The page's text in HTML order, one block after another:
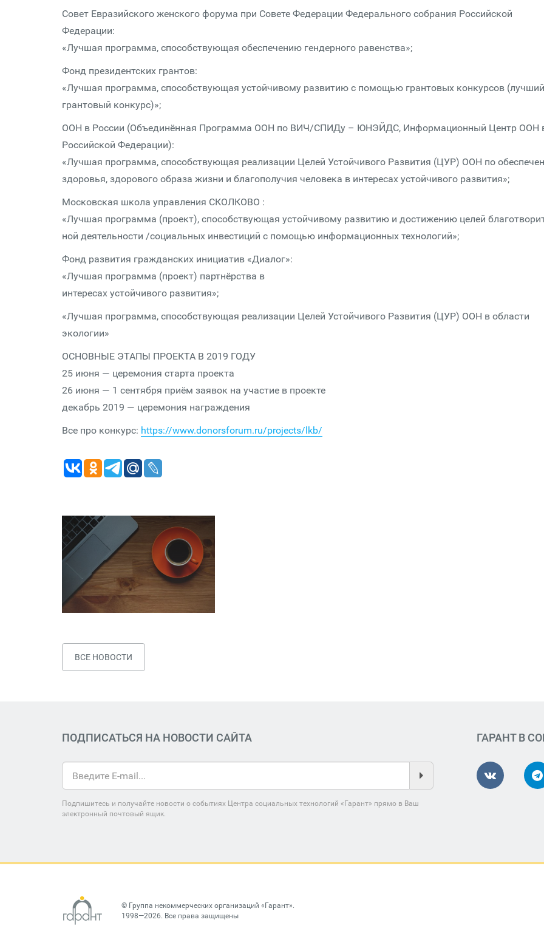
Совет Евразийского женского форума при Совете Федерации Федерального собрания Российской
Федерации:
«Лучшая программа, способствующая обеспечению гендерного равенства»;
Фонд президентских грантов:
«Лучшая программа, способствующая устойчивому развитию с помощью грантовых конкурсов (лучший
грантовый конкурс)»;
ООН в России (Объединённая Программа ООН по ВИЧ/СПИДу – ЮНЭЙДС, Информационный Центр ООН
Российской Федерации):
«Лучшая программа, способствующая реализации Целей Устойчивого Развития (ЦУР) ООН по
здоровья, здорового образа жизни и благополучия человека в интересах устойчивого развития»;
Московская школа управления СКОЛКОВО :
«Лучшая программа (проект), способствующая устойчивому развитию и достижению целей
ной деятельности /социальных инвестиций с помощью информационных технологий»;
Фонд развития гражданских инициатив «Диалог»:
«Лучшая программа (проект) партнёрства в
интересах устойчивого развития»;
«Лучшая программа, способствующая реализации Целей Устойчивого Развития (ЦУР) ООН в области
экологии»
ОСНОВНЫЕ ЭТАПЫ ПРОЕКТА В 2019 ГОДУ
25 июня — церемония старта проекта
26 июня — 1 сентября приём заявок на участие в проекте
декабрь 2019 — церемония награждения
Все про конкурс: https://www.donorsforum.ru/projects/lkb/
ВСЕ НОВОСТИ
ПОДПИСАТЬСЯ НА НОВОСТИ САЙТА
Подпишитесь и получайте новости о событиях Центра социальных технологий «Гарант» прямо в Ваш
электронный почтовый ящик.
ГАРАНТ В
© Группа некоммерческих организаций «Гарант».
1998—2026. Все права защищены